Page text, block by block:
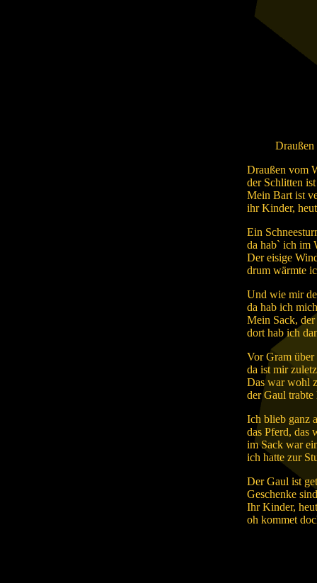
Draußen
Draußen vom
der Schlitten
Mein Bart ist
ihr Kinder,
Ein
da hab` ich im
Der eisige
drum wärmte
Und wie mir
da hab ich
Mein Sack,
dort hab ich
Vor Gram über
da ist mir
Das war wohl
der Gaul
Ich blieb ganz
das Pferd, das
im Sack war
ich hatte zur
Der Gaul ist
Geschenke
Ihr Kinder,
oh kommet